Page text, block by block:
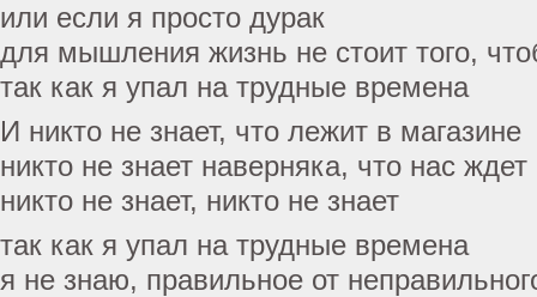
или если я просто дурак
для мышления жизнь не стоит того,
так как я упал на трудные времена
И никто не знает, что лежит в магазине
никто не знает наверняка, что нас ждет
никто не знает, никто не знает
так как я упал на трудные времена
я не знаю, правильное от